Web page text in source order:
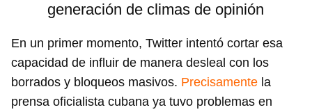
generación de climas de opinión
En un primer momento, Twitter intentó cortar esa
capacidad de influir de manera desleal con los
borrados y bloqueos masivos. Precisamente la
prensa oficialista cubana ya tuvo problemas en